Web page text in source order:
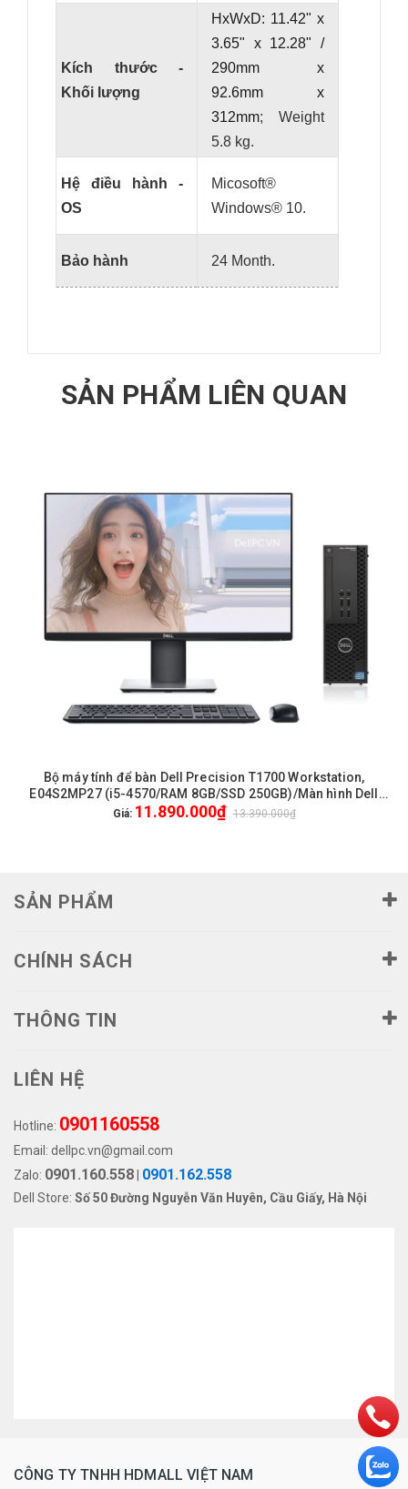
Kích thước -
Khối lượng
HxWxD: 11.42" x
3.65" x 12.28" /
290mm x
92.6mm x
312mm; Weight
5.8 kg.
Hệ điều hành -
OS
Micosoft®
Windows® 10.
Bảo hành 24 Month.
SẢN PHẨM LIÊN QUAN
Bộ máy tính để bàn Dell Precision T1700 Workstation,
E04S2MP27 (i5-4570/RAM 8GB/SSD 250GB)/Màn hình Dell
P2719H 27 inch FullHD/Chuột phím Dell.
Giá: 11.890.000₫ 13.390.000₫
SẢN PHẨM
CHÍNH SÁCH
THÔNG TIN
LIÊN HỆ
Hotline: 0901160558
Email: dellpc.vn@gmail.com
Zalo: 0901.160.558 0901.162.558
Dell Store: Số 50 Đường Nguyễn Văn Huyên, Cầu Giấy, Hà Nội
CÔNG TY TNHH HDMALL VIỆT NAM